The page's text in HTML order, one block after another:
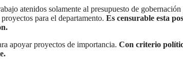
atenidos solamente al presupuesto de
para el departamento. Es censurable esta
apoyar proyectos de importancia. Con criterio